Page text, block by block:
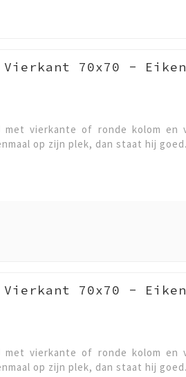
Vierkant 70x70 -
met vierkante of ronde kolom en
op zijn plek, dan staat hij goed.
Vierkant 70x70 -
met vierkante of ronde kolom en
op zijn plek, dan staat hij goed.